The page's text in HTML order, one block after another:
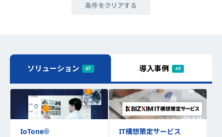
条件をクリアする
ソリューション 67 導入事例 49
IoTone® IT構想策定サービス